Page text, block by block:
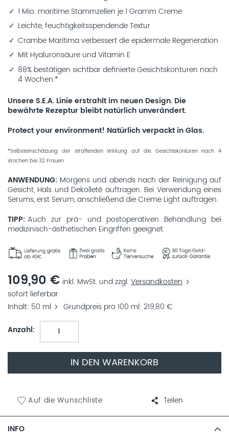
1 Mio. maritime Stammzellen je 1 Gramm Creme
Leichte, feuchtigkeitsspendende Textur
Crambe Maritima verbessert die epidermale Regeneration
Mit Hyaluronsäure und Vitamin E
88% bestätigen sichtbar definierte Gesichtskonturen nach
4 Wochen.*
Unsere S.E.A. Linie erstrahlt im neuen Design. Die
bewährte Rezeptur bleibt natürlich unverändert.
Protect your environment! Natürlich verpackt in Glas.
*Selbsteinschätzung der straffenden Wirkung auf die Gesichtskonturen nach 4
Wochen bei 32 Frauen
ANWENDUNG Morgens und abends nach der Reinigung auf
Gesicht, Hals und Dekolleté auftragen. Bei Verwendung eines
Serums, erst Serum, anschließend die Creme Light auftragen.
TIPP Auch zur prä- und postoperativen Behandlung bei
medizinisch-ästhetischen Eingriffen geeignet.
109,90 € inkl. MwSt. und zzgl. Versandkosten
sofort lieferbar
Inhalt 50 ml Grundpreis pro 100 ml 219,80 €
Anzahl
IN DEN WARENKORB
Auf die Wunschliste Teilen
INFO